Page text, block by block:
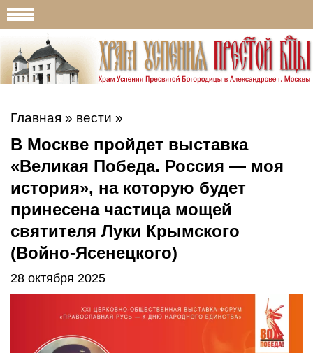
Главная » вести »
В Москве пройдет выставка
«Великая Победа. Россия — моя
история», на которую будет
принесена частица мощей
святителя Луки Крымского
(Войно-Ясенецкого)
28 октября 2025